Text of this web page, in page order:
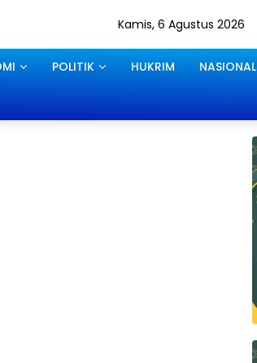
Kamis, 6 Agustus 2026
POLITIK HUKRIM NASIONAL